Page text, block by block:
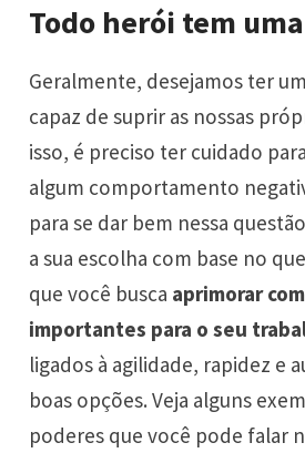
Todo herói tem
Geralmente, desejamos ter
capaz de suprir as nossas
isso, é preciso ter cuidado
algum comportamento
para se dar bem nessa
a sua escolha com base no
que você busca aprimorar
importantes para o seu
ligados à agilidade, rapidez e
boas opções. Veja alguns
poderes que você pode falar